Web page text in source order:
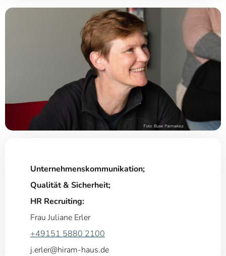
Unternehmenskommunikation;
Qualität & Sicherheit;
HR Recruiting:
Frau Juliane Erler
+49151 5880 2100
j.erler@hiram-haus.de